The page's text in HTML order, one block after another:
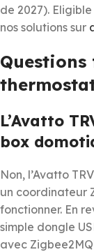
de 2027).
nos solutions sur
Questions
L’Avatto
box
Non, l’Avatto
un coordinateur
fonctionner. En
simple dongle
avec